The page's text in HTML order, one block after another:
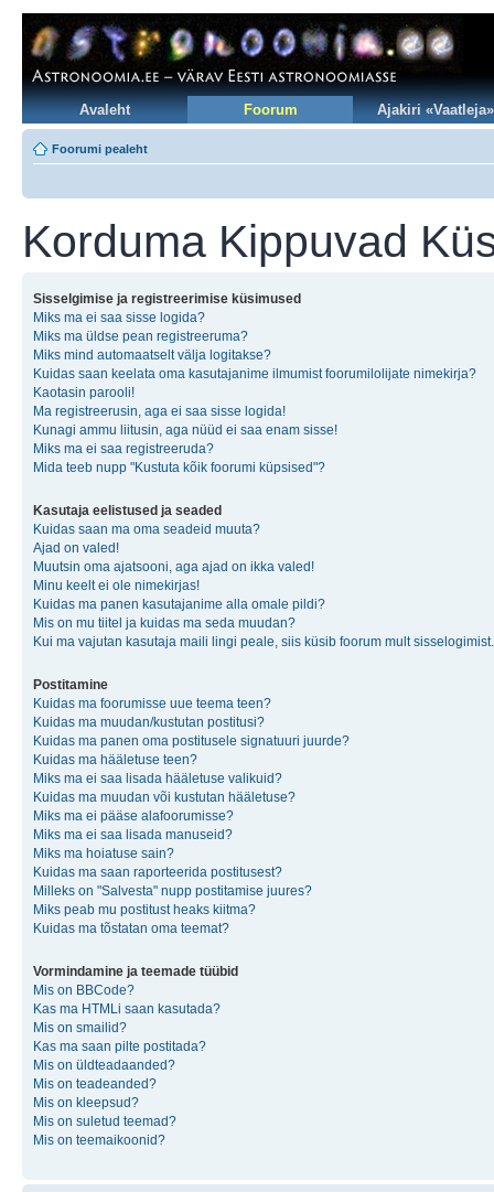
Avaleht Foorum Ajakiri «Vaatleja»
Foorumi pealeht
Korduma Kippuvad
Sisselgimise ja registreerimise küsimused
Miks ma ei saa sisse logida?
Miks ma üldse pean registreeruma?
Miks mind automaatselt välja logitakse?
Kuidas saan keelata oma kasutajanime ilmumist foorumilolijate nimekirja?
Kaotasin parooli!
Ma registreerusin, aga ei saa sisse logida!
Kunagi ammu liitusin, aga nüüd ei saa enam sisse!
Miks ma ei saa registreeruda?
Mida teeb nupp "Kustuta kõik foorumi küpsised"?
Kasutaja eelistused ja seaded
Kuidas saan ma oma seadeid muuta?
Ajad on valed!
Muutsin oma ajatsooni, aga ajad on ikka valed!
Minu keelt ei ole nimekirjas!
Kuidas ma panen kasutajanime alla omale pildi?
Mis on mu tiitel ja kuidas ma seda muudan?
Kui ma vajutan kasutaja maili lingi peale, siis küsib foorum mult sisselogimist.
Postitamine
Kuidas ma foorumisse uue teema teen?
Kuidas ma muudan/kustutan postitusi?
Kuidas ma panen oma postitusele signatuuri juurde?
Kuidas ma hääletuse teen?
Miks ma ei saa lisada hääletuse valikuid?
Kuidas ma muudan või kustutan hääletuse?
Miks ma ei pääse alafoorumisse?
Miks ma ei saa lisada manuseid?
Miks ma hoiatuse sain?
Kuidas ma saan raporteerida postitusest?
Milleks on "Salvesta" nupp postitamise juures?
Miks peab mu postitust heaks kiitma?
Kuidas ma tõstatan oma teemat?
Vormindamine ja teemade tüübid
Mis on BBCode?
Kas ma HTMLi saan kasutada?
Mis on smailid?
Kas ma saan pilte postitada?
Mis on üldteadaanded?
Mis on teadeanded?
Mis on kleepsud?
Mis on suletud teemad?
Mis on teemaikoonid?